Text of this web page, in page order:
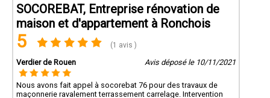
SOCOREBAT, Entreprise rénovation de
maison et d'appartement à Ronchois
5 (1 avis )
Verdier de Rouen Avis déposé le 10/11/2021
Nous avons fait appel à socorebat 76 pour des travaux de
maçonnerie ravalement terrassement carrelage. Intervention